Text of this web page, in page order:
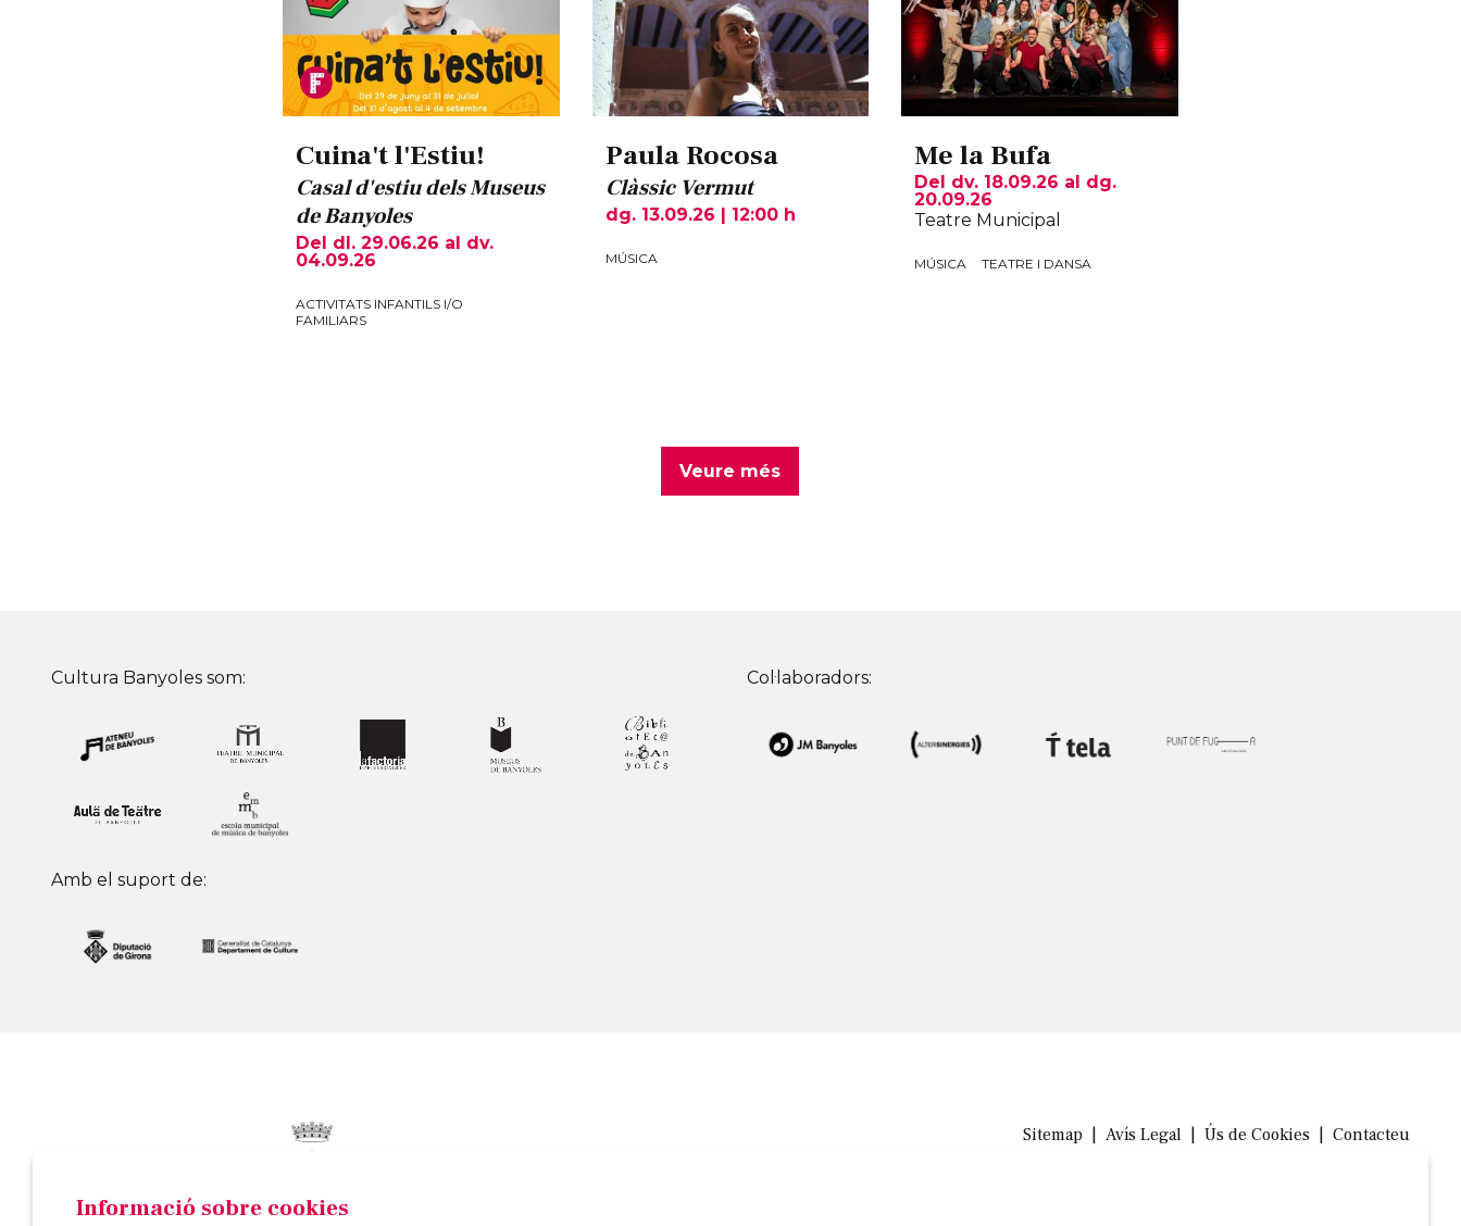
Cuina't l'Estiu!
Casal d'estiu dels Museus
de Banyoles
Del dl. 29.06.26 al dv.
04.09.26
ACTIVITATS INFANTILS I/O
FAMILIARS
Paula Rocosa
Clàssic Vermut
dg. 13.09.26 12:00 h
MÚSICA
Me la Bufa
Del dv. 18.09.26 al dg.
20.09.26
Teatre Municipal
MÚSICA TEATRE I DANSA
Veure més
Cultura Banyoles som:
Amb el suport de:
Col·laboradors:
Sitemap | Avís Legal | Ús de Cookies | Contacteu
Informació sobre cookies